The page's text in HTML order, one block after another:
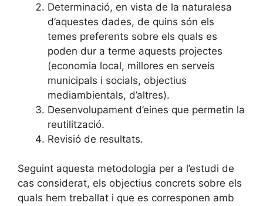
Determinació, en vista de la naturalesa
d’aquestes dades, de quins són els
temes preferents sobre els quals es
poden dur a terme aquests projectes
(economia local, millores en serveis
municipals i socials, objectius
mediambientals, d’altres).
Desenvolupament d’eines que permetin la
reutilització.
Revisió de resultats.
Seguint aquesta metodologia per a l’estudi de
cas considerat, els objectius concrets sobre els
quals hem treballat i que es corresponen amb